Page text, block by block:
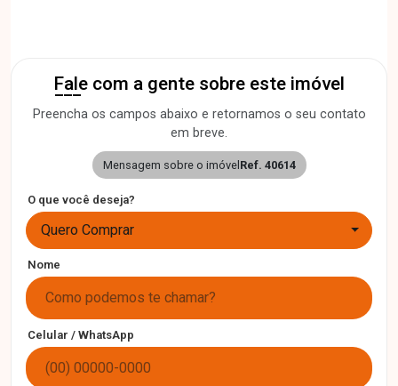
Fale com a gente sobre este imóvel
Preencha os campos abaixo e retornamos o seu contato
em breve.
Mensagem sobre o imóvel Ref. 40614
O que você deseja?
Quero Comprar
Nome
Celular / WhatsApp